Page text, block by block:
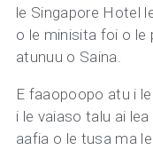
le Singapore Hotel
o le minisita foi o le
atunuu o Saina.
E faaopoopo atu i
i le vaiaso talu ai
aafia o le tusa ma